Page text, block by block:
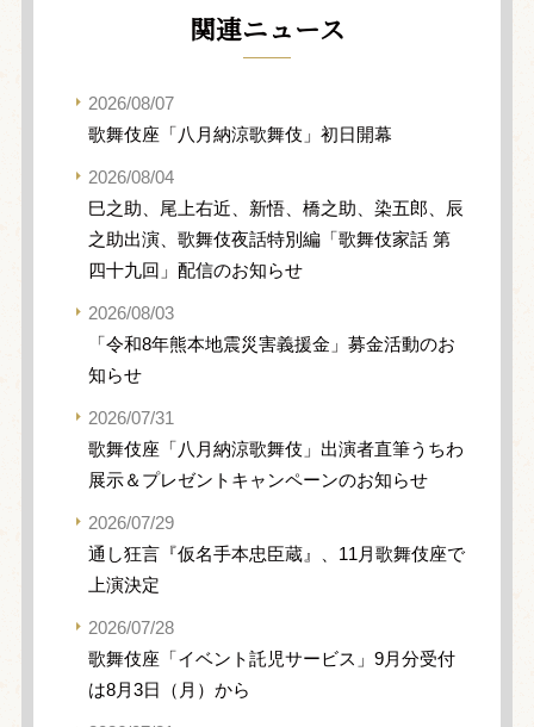
関連ニュース
2026/08/07
歌舞伎座「八月納涼歌舞伎」初日開幕
2026/08/04
巳之助、尾上右近、新悟、橋之助、染五郎、辰
之助出演、歌舞伎夜話特別編「歌舞伎家話 第
四十九回」配信のお知らせ
2026/08/03
「令和8年熊本地震災害義援金」募金活動のお
知らせ
2026/07/31
歌舞伎座「八月納涼歌舞伎」出演者直筆うちわ
展示＆プレゼントキャンペーンのお知らせ
2026/07/29
通し狂言『仮名手本忠臣蔵』、11月歌舞伎座で
上演決定
2026/07/28
歌舞伎座「イベント託児サービス」9月分受付
は8月3日（月）から